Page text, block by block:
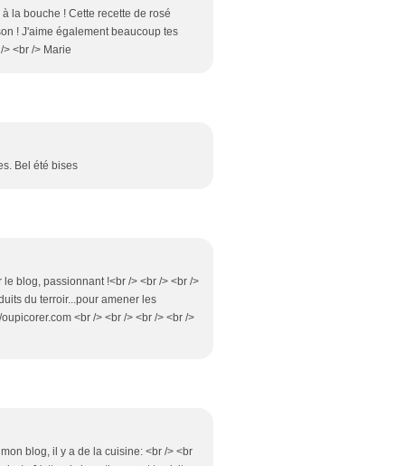
la bouche ! Cette recette de rosé
! J'aime également beaucoup tes
<br /> Marie
Bel été bises
blog, passionnant !<br /> <br /> <br />
du terroir...pour amener les
<br /> <br /> <br /> <br />
blog, il y a de la cuisine: <br /> <br